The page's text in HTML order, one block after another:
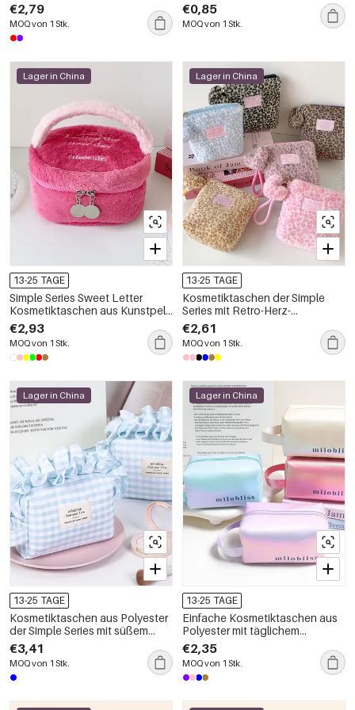
täglichen Gebrauch
€2,79
MOQ von 1 Stk.
Kosmetiktaschen für den
täglichen Gebrauch
€0,85
MOQ von 1 Stk.
Lager in China
13-25 TAGE
Simple Series Sweet Letter
Kosmetiktaschen aus Kunstpelz
in verschiedenen Farben
€2,93
MOQ von 1 Stk.
Lager in China
13-25 TAGE
Kosmetiktaschen der Simple
Series mit Retro-Herz-
Leopardenmuster und
Kunstpelz
€2,61
MOQ von 1 Stk.
Lager in China
13-25 TAGE
Kosmetiktaschen aus Polyester
der Simple Series mit süßem
Karomuster
€3,41
MOQ von 1 Stk.
Lager in China
13-25 TAGE
Einfache Kosmetiktaschen aus
Polyester mit täglichem
Buchstabenmotiv, einfarbig, mit
Farbverlauf.
€2,35
MOQ von 1 Stk.